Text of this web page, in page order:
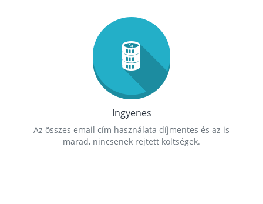
Ingyenes
Az összes email cím használata díjmentes és az is
marad, nincsenek rejtett költségek.